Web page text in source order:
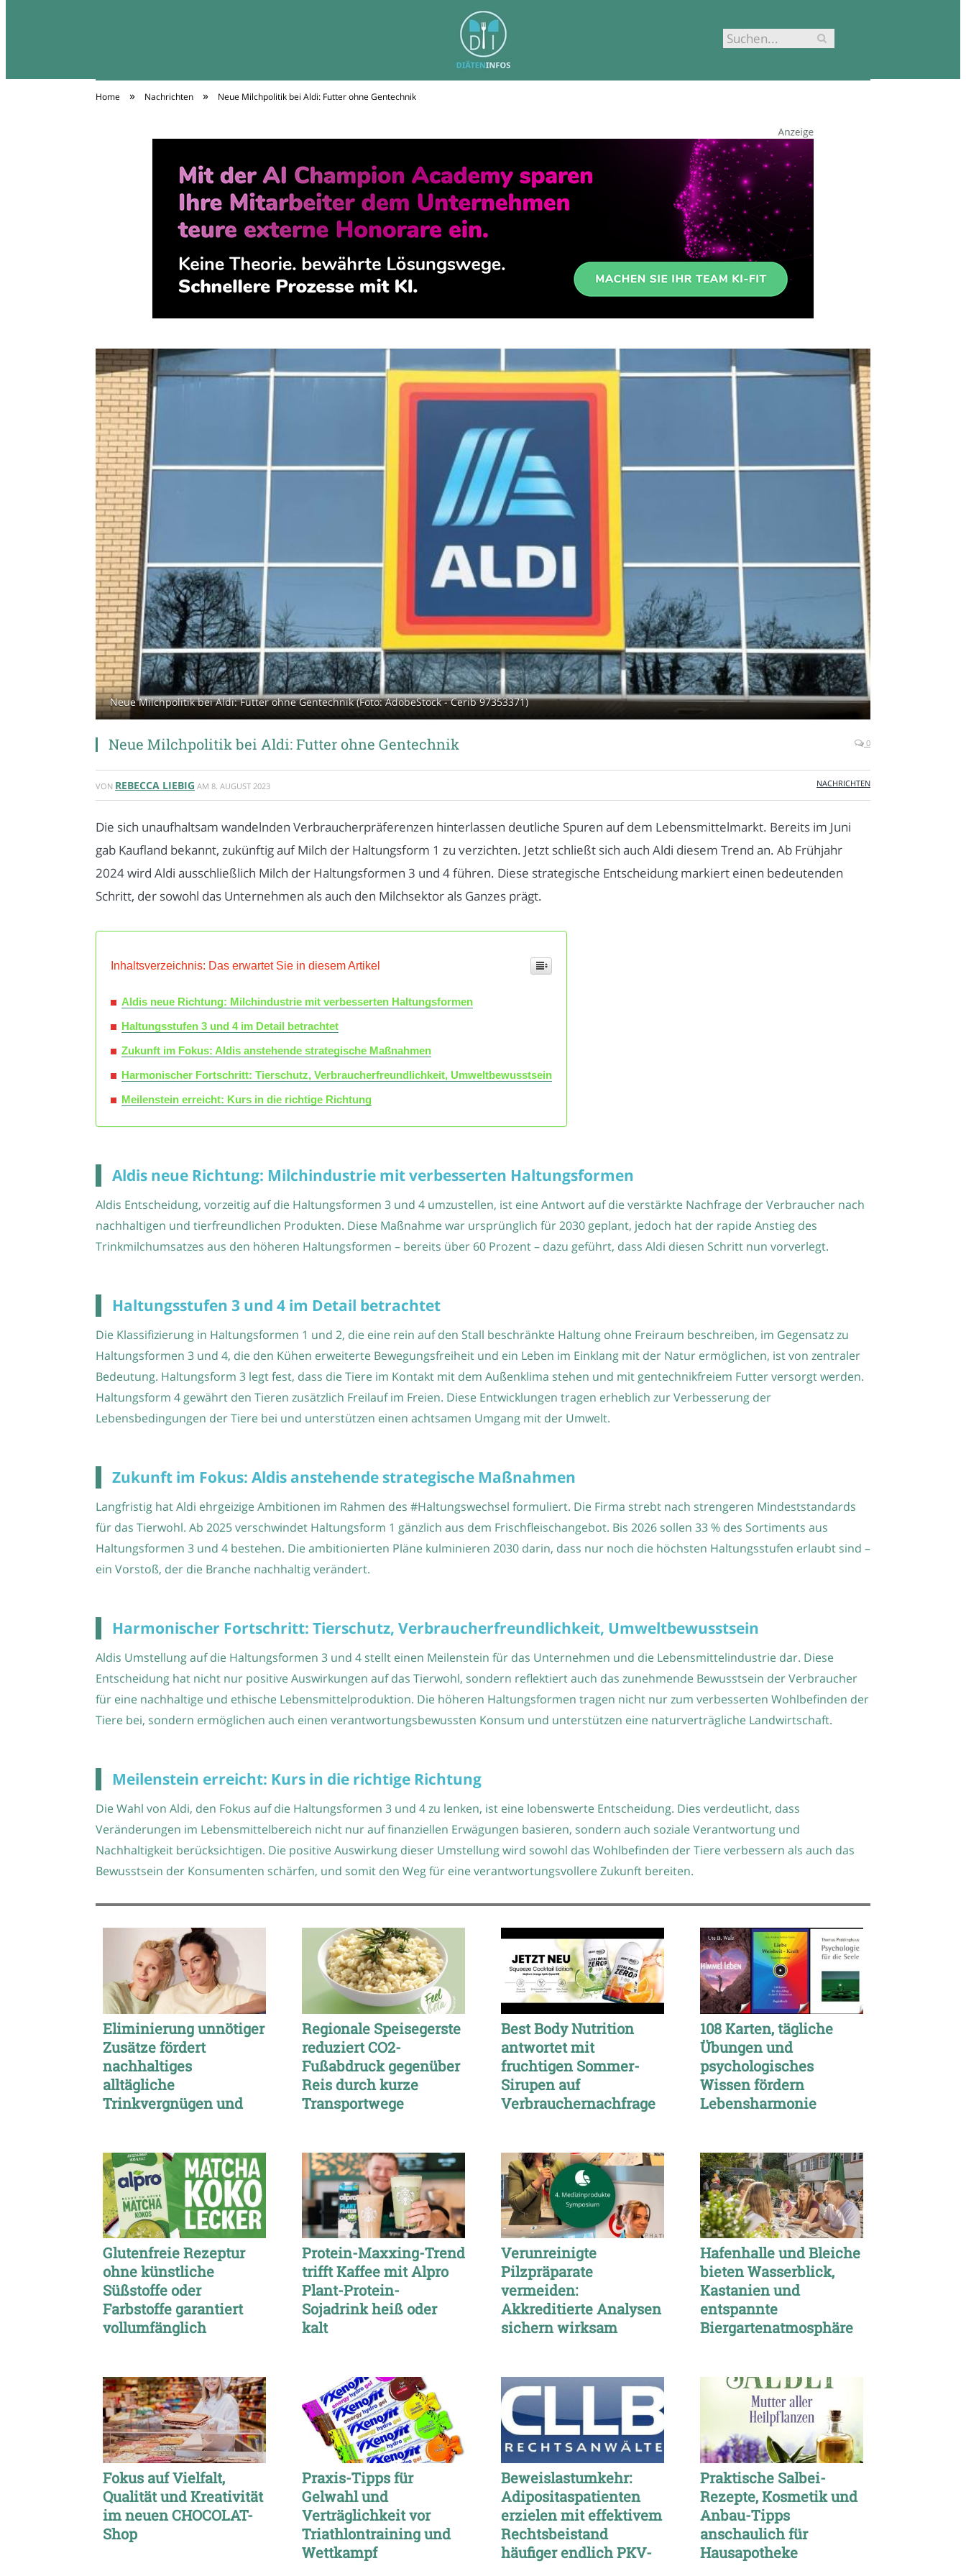
Home » Nachrichten » Neue Milchpolitik bei Aldi: Futter ohne Gentechnik
Neue Milchpolitik bei Aldi: Futter ohne Gentechnik (Foto: AdobeStock - Cerib 97353371)
Neue Milchpolitik bei Aldi: Futter ohne Gentechnik 0
VON REBECCA LIEBIG AM 8. AUGUST 2023 NACHRICHTEN
Die sich unaufhaltsam wandelnden Verbraucherpräferenzen hinterlassen deutliche Spuren auf dem Lebensmittelmarkt. Bereits im Juni
gab Kaufland bekannt, zukünftig auf Milch der Haltungsform 1 zu verzichten. Jetzt schließt sich auch Aldi diesem Trend an. Ab Frühjahr
2024 wird Aldi ausschließlich Milch der Haltungsformen 3 und 4 führen. Diese strategische Entscheidung markiert einen bedeutenden
Schritt, der sowohl das Unternehmen als auch den Milchsektor als Ganzes prägt.
Inhaltsverzeichnis: Das erwartet Sie in diesem Artikel
Aldis neue Richtung: Milchindustrie mit verbesserten Haltungsformen
Haltungsstufen 3 und 4 im Detail betrachtet
Zukunft im Fokus: Aldis anstehende strategische Maßnahmen
Harmonischer Fortschritt: Tierschutz, Verbraucherfreundlichkeit, Umweltbewusstsein
Meilenstein erreicht: Kurs in die richtige Richtung
Aldis neue Richtung: Milchindustrie mit verbesserten Haltungsformen
Aldis Entscheidung, vorzeitig auf die Haltungsformen 3 und 4 umzustellen, ist eine Antwort auf die verstärkte Nachfrage der Verbraucher nach
nachhaltigen und tierfreundlichen Produkten. Diese Maßnahme war ursprünglich für 2030 geplant, jedoch hat der rapide Anstieg des
Trinkmilchumsatzes aus den höheren Haltungsformen – bereits über 60 Prozent – dazu geführt, dass Aldi diesen Schritt nun vorverlegt.
Haltungsstufen 3 und 4 im Detail betrachtet
Die Klassifizierung in Haltungsformen 1 und 2, die eine rein auf den Stall beschränkte Haltung ohne Freiraum beschreiben, im Gegensatz zu
Haltungsformen 3 und 4, die den Kühen erweiterte Bewegungsfreiheit und ein Leben im Einklang mit der Natur ermöglichen, ist von zentraler
Bedeutung. Haltungsform 3 legt fest, dass die Tiere im Kontakt mit dem Außenklima stehen und mit gentechnikfreiem Futter versorgt werden.
Haltungsform 4 gewährt den Tieren zusätzlich Freilauf im Freien. Diese Entwicklungen tragen erheblich zur Verbesserung der
Lebensbedingungen der Tiere bei und unterstützen einen achtsamen Umgang mit der Umwelt.
Zukunft im Fokus: Aldis anstehende strategische Maßnahmen
Langfristig hat Aldi ehrgeizige Ambitionen im Rahmen des #Haltungswechsel formuliert. Die Firma strebt nach strengeren Mindeststandards
für das Tierwohl. Ab 2025 verschwindet Haltungsform 1 gänzlich aus dem Frischfleischangebot. Bis 2026 sollen 33 % des Sortiments aus
Haltungsformen 3 und 4 bestehen. Die ambitionierten Pläne kulminieren 2030 darin, dass nur noch die höchsten Haltungsstufen erlaubt sind –
ein Vorstoß, der die Branche nachhaltig verändert.
Harmonischer Fortschritt: Tierschutz, Verbraucherfreundlichkeit, Umweltbewusstsein
Aldis Umstellung auf die Haltungsformen 3 und 4 stellt einen Meilenstein für das Unternehmen und die Lebensmittelindustrie dar. Diese
Entscheidung hat nicht nur positive Auswirkungen auf das Tierwohl, sondern reflektiert auch das zunehmende Bewusstsein der Verbraucher
für eine nachhaltige und ethische Lebensmittelproduktion. Die höheren Haltungsformen tragen nicht nur zum verbesserten Wohlbefinden der
Tiere bei, sondern ermöglichen auch einen verantwortungsbewussten Konsum und unterstützen eine naturverträgliche Landwirtschaft.
Meilenstein erreicht: Kurs in die richtige Richtung
Die Wahl von Aldi, den Fokus auf die Haltungsformen 3 und 4 zu lenken, ist eine lobenswerte Entscheidung. Dies verdeutlicht, dass
Veränderungen im Lebensmittelbereich nicht nur auf finanziellen Erwägungen basieren, sondern auch soziale Verantwortung und
Nachhaltigkeit berücksichtigen. Die positive Auswirkung dieser Umstellung wird sowohl das Wohlbefinden der Tiere verbessern als auch das
Bewusstsein der Konsumenten schärfen, und somit den Weg für eine verantwortungsvollere Zukunft bereiten.
Eliminierung unnötiger
Zusätze fördert
nachhaltiges
alltägliche
Trinkvergnügen und
Regionale Speisegerste
reduziert CO2-
Fußabdruck gegenüber
Reis durch kurze
Transportwege
Best Body Nutrition
antwortet mit
fruchtigen Sommer-
Sirupen auf
Verbrauchernachfrage
108 Karten, tägliche
Übungen und
psychologisches
Wissen fördern
Lebensharmonie
Glutenfreie Rezeptur
ohne künstliche
Süßstoffe oder
Farbstoffe garantiert
vollumfänglich
Protein-Maxxing-Trend
trifft Kaffee mit Alpro
Plant-Protein-
Sojadrink heiß oder
kalt
Verunreinigte
Pilzpräparate
vermeiden:
Akkreditierte Analysen
sichern wirksam
Hafenhalle und Bleiche
bieten Wasserblick,
Kastanien und
entspannte
Biergartenatmosphäre
Fokus auf Vielfalt,
Qualität und Kreativität
im neuen CHOCOLAT-
Shop
Praxis-Tipps für
Gelwahl und
Verträglichkeit vor
Triathlontraining und
Wettkampf
Beweislastumkehr:
Adipositaspatienten
erzielen mit effektivem
Rechtsbeistand
häufiger endlich PKV-
Praktische Salbei-
Rezepte, Kosmetik und
Anbau-Tipps
anschaulich für
Hausapotheke